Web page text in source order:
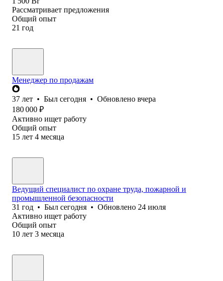
Рассматривает предложения
Общий опыт
21 год
Менеджер по продажам
37 лет • Был сегодня • Обновлено вчера
180 000 ₽
Активно ищет работу
Общий опыт
15 лет 4 месяца
Ведущий специалист по охране труда, пожарной и
промышленной безопасности
31 год • Был сегодня • Обновлено 24 июля
Активно ищет работу
Общий опыт
10 лет 3 месяца